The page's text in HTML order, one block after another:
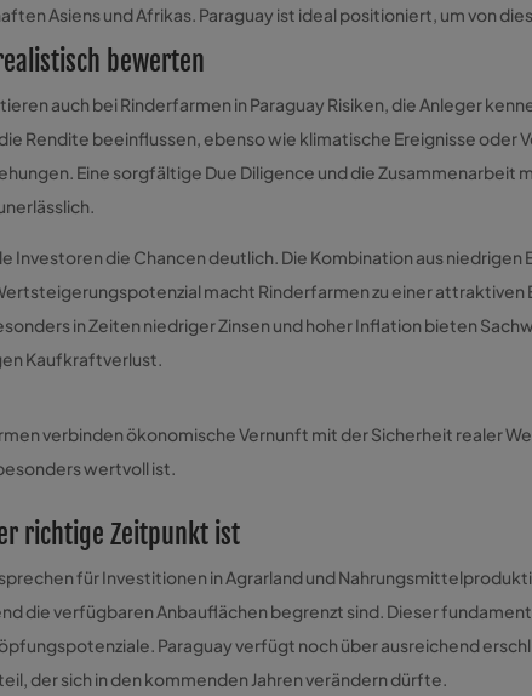
Asiens und Afrikas. Paraguay ist ideal positioniert, um von
bewerten
auch bei Rinderfarmen in Paraguay Risiken, die Anleger
Rendite beeinflussen, ebenso wie klimatische Ereignisse oder
Eine sorgfältige Due Diligence und die Zusammenarbeit
Investoren die Chancen deutlich. Die Kombination aus niedrigen
macht Rinderfarmen zu einer attraktiven
in Zeiten niedriger Zinsen und hoher Inflation bieten
Kaufkraftverlust.
verbinden ökonomische Vernunft mit der Sicherheit realer
wertvoll ist.
richtige Zeitpunkt ist
für Investitionen in Agrarland und
die verfügbaren Anbauflächen begrenzt sind. Dieser
Paraguay verfügt noch über ausreichend
der sich in den kommenden Jahren verändern dürfte.